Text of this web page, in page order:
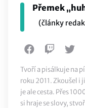
Přemek
(články
Tvoří a pisálkuje na
roku 2011. Zkoušel i
je ale cesta. Přes
si hraje se slovy,